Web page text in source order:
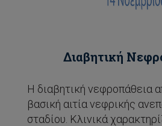
Διαβητική
Η διαβητική νεφροπάθεια
βασική αιτία νεφρικής
σταδίου. Κλινικά